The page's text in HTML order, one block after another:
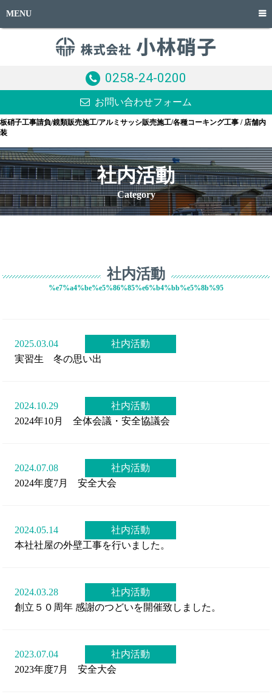
0258-24-0200
お問い合わせフォーム
板硝子工事請負/鏡類販売施工/アルミサッシ販売施工/各種コーキング工事 / 店舗内
装
MENU
社内活動
Category
社内活動
%e7%a4%be%e5%86%85%e6%b4%bb%e5%8b%95
2025.03.04
社内活動
実習生 冬の思い出
2024.10.29
社内活動
2024年10月 全体会議・安全協議会
2024.07.08
社内活動
2024年度7月 安全大会
2024.05.14
社内活動
本社社屋の外壁工事を行いました。
2024.03.28
社内活動
創立５０周年 感謝のつどいを開催致しました。
2023.07.04
社内活動
2023年度7月 安全大会